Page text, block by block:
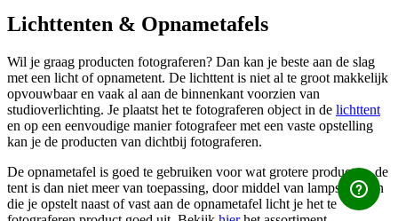
Lichttenten & Opnametafels
Wil je graag producten fotograferen? Dan kan je beste aan de slag
met een licht of opnametent. De lichttent is niet al te groot makkelijk
opvouwbaar en vaak al aan de binnenkant voorzien van
studioverlichting. Je plaatst het te fotograferen object in de lichttent
en op een eenvoudige manier fotografeer met een vaste opstelling
kan je de producten van dichtbij fotograferen.
De opnametafel is goed te gebruiken voor wat grotere producten, de
tent is dan niet meer van toepassing, door middel van lampstatieven
die je opstelt naast of vast aan de opnametafel licht je het te